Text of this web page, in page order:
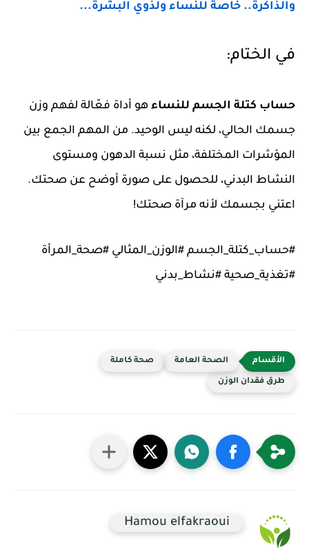
والذاكرة.. خاصة للنساء ولذوي البشرة...
في الختام:
حساب كتلة الجسم للنساء هو أداة فعّالة لفهم وزن
جسمك الحالي، لكنه ليس الوحيد. من المهم الجمع بين
المؤشرات المختلفة، مثل نسبة الدهون ومستوى
النشاط البدني، للحصول على صورة أوضح عن صحتك.
اعتني بجسمك لأنه مرآة صحتك!
#حساب_كتلة_الجسم #الوزن_المثالي #صحة_المرأة
#تغذية_صحية #نشاط_بدني
الصحة العامة صحة كاملة
طرق فقدان الوزن
Hamou elfakraoui